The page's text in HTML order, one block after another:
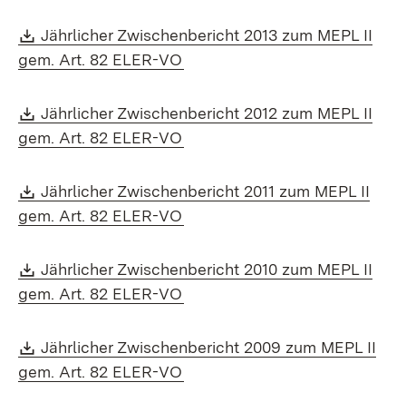
Download:
Jährlicher Zwischenbericht 2013 zum MEPL II
gem. Art. 82 ELER-VO
Download:
Jährlicher Zwischenbericht 2012 zum MEPL II
gem. Art. 82 ELER-VO
Download:
Jährlicher Zwischenbericht 2011 zum MEPL II
gem. Art. 82 ELER-VO
Download:
Jährlicher Zwischenbericht 2010 zum MEPL II
gem. Art. 82 ELER-VO
Download:
Jährlicher Zwischenbericht 2009 zum MEPL II
gem. Art. 82 ELER-VO